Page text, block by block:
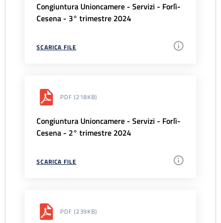
Congiuntura Unioncamere - Servizi - Forlì-
Cesena - 3° trimestre 2024
SCARICA FILE
PDF (218KB)
Congiuntura Unioncamere - Servizi - Forlì-
Cesena - 2° trimestre 2024
SCARICA FILE
PDF (239KB)